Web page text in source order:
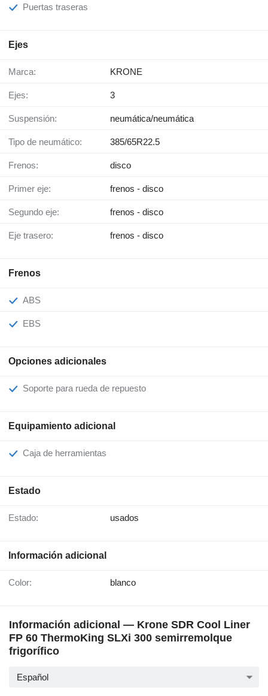
Puertas traseras
Ejes
Marca: KRONE
Ejes: 3
Suspensión: neumática/neumática
Tipo de neumático: 385/65R22.5
Frenos: disco
Primer eje: frenos - disco
Segundo eje: frenos - disco
Eje trasero: frenos - disco
Frenos
ABS
EBS
Opciones adicionales
Soporte para rueda de repuesto
Equipamiento adicional
Caja de herramientas
Estado
Estado: usados
Información adicional
Color: blanco
Información adicional — Krone SDR Cool Liner
FP 60 ThermoKing SLXi 300 semirremolque
frigorífico
Español